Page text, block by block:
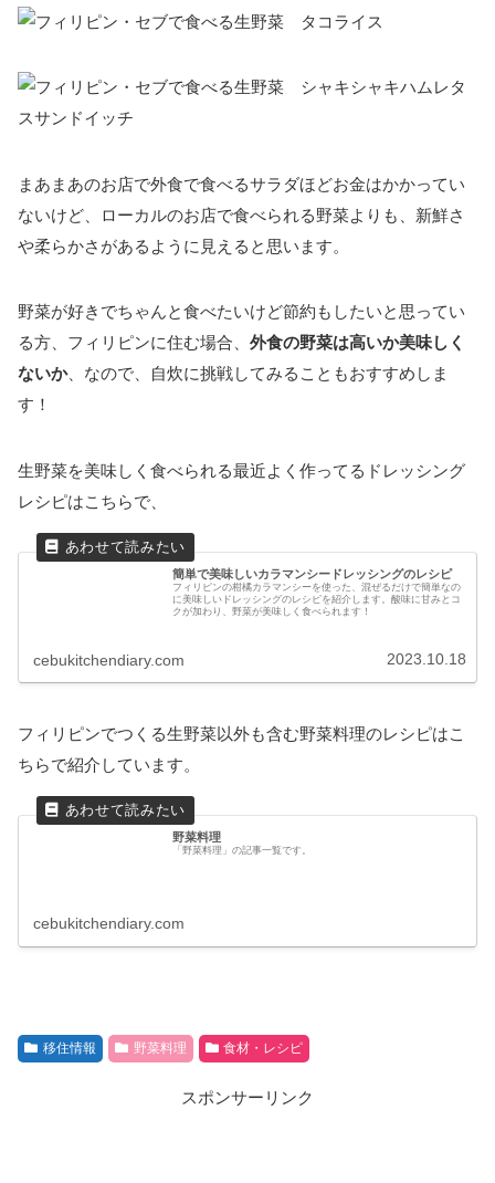
まあまあのお店で外食で食べるサラダほどお金はかかってい
ないけど、ローカルのお店で食べられる野菜よりも、新鮮さ
や柔らかさがあるように見えると思います。
野菜が好きでちゃんと食べたいけど節約もしたいと思ってい
る方、フィリピンに住む場合、 外食の野菜は高いか美味しく
ないか、なので、自炊に挑戦してみることもおすすめしま
す！
生野菜を美味しく食べられる最近よく作ってるドレッシング
レシピはこちらで、
簡単で美味しいカラマンシードレッシングのレシピ
フィリピンの柑橘カラマンシーを使った、混ぜるだけで簡単なの
に美味しいドレッシングのレシピを紹介します。酸味に甘みとコ
クが加わり、野菜が美味しく食べられます！
cebukitchendiary.com 2023.10.18
フィリピンでつくる生野菜以外も含む野菜料理のレシピはこ
ちらで紹介しています。
野菜料理
「野菜料理」の記事一覧です。
cebukitchendiary.com
移住情報 野菜料理 食材・レシピ
スポンサーリンク